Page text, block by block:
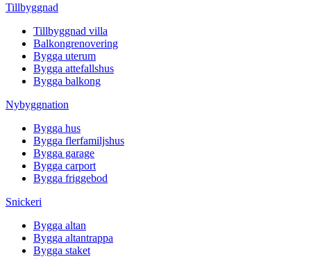
Tillbyggnad
Tillbyggnad villa
Balkongrenovering
Bygga uterum
Bygga attefallshus
Bygga balkong
Nybyggnation
Bygga hus
Bygga flerfamiljshus
Bygga garage
Bygga carport
Bygga friggebod
Snickeri
Bygga altan
Bygga altantrappa
Bygga staket